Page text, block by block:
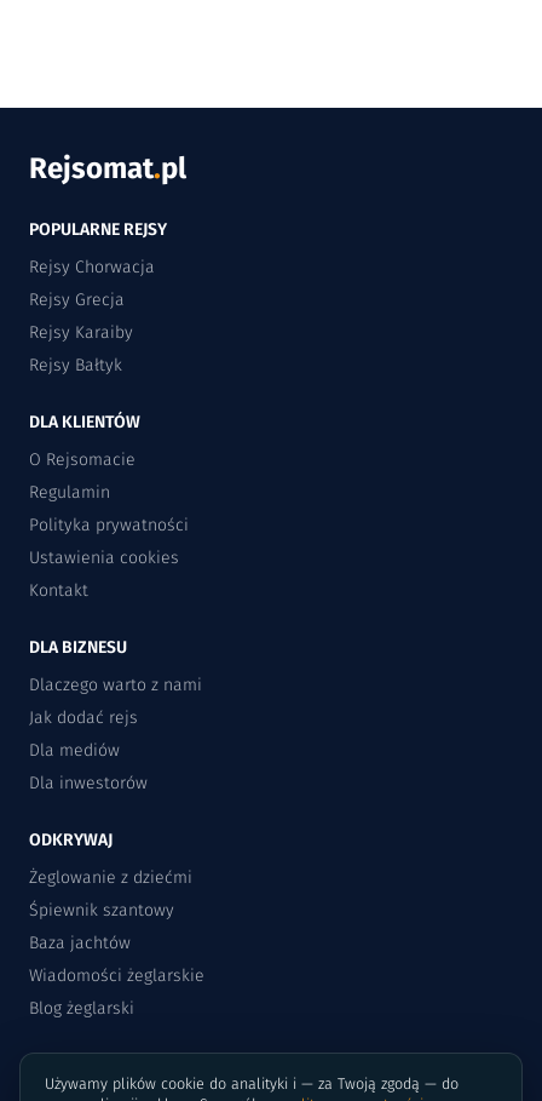
Używamy plików cookie do analityki i — za Twoją zgodą — do
Rejsomat.pl
POPULARNE REJSY
Rejsy Chorwacja
Rejsy Grecja
Rejsy Karaiby
Rejsy Bałtyk
DLA KLIENTÓW
O Rejsomacie
Regulamin
Polityka prywatności
Ustawienia cookies
Kontakt
DLA BIZNESU
Dlaczego warto z nami
Jak dodać rejs
Dla mediów
Dla inwestorów
ODKRYWAJ
Żeglowanie z dziećmi
Śpiewnik szantowy
Baza jachtów
Wiadomości żeglarskie
Blog żeglarski